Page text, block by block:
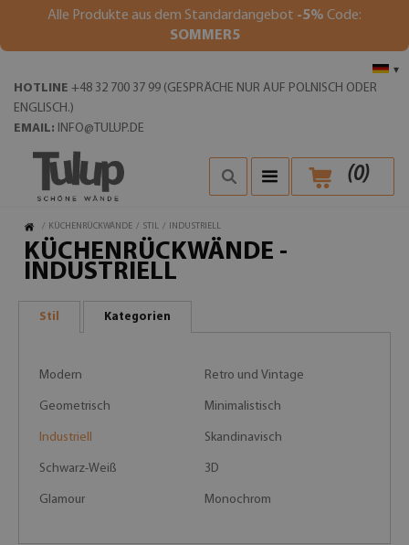
Alle Produkte aus dem Standardangebot -5% Code:
SOMMER5
▾
HOTLINE +48 32 700 37 99 (GESPRÄCHE NUR AUF POLNISCH ODER
ENGLISCH.)
EMAIL: INFO@TULUP.DE
(0)
/ KÜCHENRÜCKWÄNDE / STIL / INDUSTRIELL
KÜCHENRÜCKWÄNDE -
INDUSTRIELL
Stil Kategorien
Modern Retro und Vintage
Geometrisch Minimalistisch
Industriell Skandinavisch
Schwarz-Weiß 3D
Glamour Monochrom